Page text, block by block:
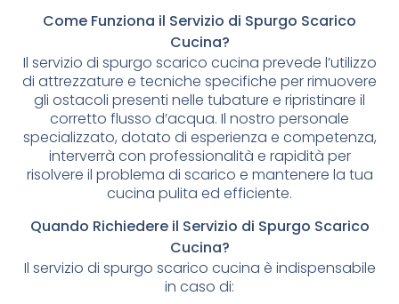
Come Funziona il Servizio di Spurgo Scarico
Cucina?
Il servizio di spurgo scarico cucina prevede l’utilizzo
di attrezzature e tecniche specifiche per rimuovere
gli ostacoli presenti nelle tubature e ripristinare il
corretto flusso d’acqua. Il nostro personale
specializzato, dotato di esperienza e competenza,
interverrà con professionalità e rapidità per
risolvere il problema di scarico e mantenere la tua
cucina pulita ed efficiente.
Quando Richiedere il Servizio di Spurgo Scarico
Cucina?
Il servizio di spurgo scarico cucina è indispensabile
in caso di: